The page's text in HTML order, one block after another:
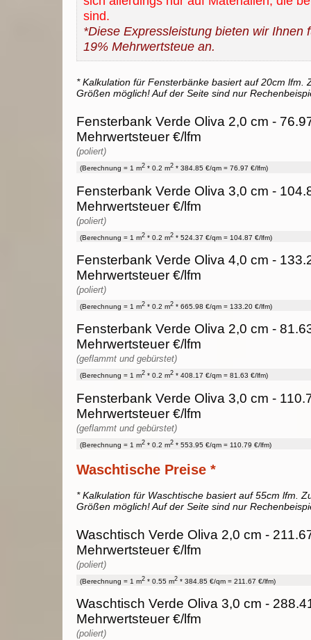
sind.
*Diese Expressleistung bieten wir Ihnen
19% Mehrwertsteue an.
* Kalkulation für Fensterbänke basiert auf 20cm lfm.
Größen möglich! Auf der Seite sind nur
Fensterbank Verde Oliva 2,0 cm -
Mehrwertsteuer €/lfm
(poliert)
(Berechnung = 1 m2 * 0.2 m2 * 384.85 €/qm = 76.97 €/lfm)
Fensterbank Verde Oliva 3,0 cm -
Mehrwertsteuer €/lfm
(poliert)
(Berechnung = 1 m2 * 0.2 m2 * 524.37 €/qm = 104.87 €/lfm)
Fensterbank Verde Oliva 4,0 cm -
Mehrwertsteuer €/lfm
(poliert)
(Berechnung = 1 m2 * 0.2 m2 * 665.98 €/qm = 133.20 €/lfm)
Fensterbank Verde Oliva 2,0 cm -
Mehrwertsteuer €/lfm
(geflammt und gebürstet)
(Berechnung = 1 m2 * 0.2 m2 * 408.17 €/qm = 81.63 €/lfm)
Fensterbank Verde Oliva 3,0 cm -
Mehrwertsteuer €/lfm
(geflammt und gebürstet)
(Berechnung = 1 m2 * 0.2 m2 * 553.95 €/qm = 110.79 €/lfm)
Waschtische Preise *
* Kalkulation für Waschtische basiert auf 55cm lfm.
Größen möglich! Auf der Seite sind nur
Waschtisch Verde Oliva 2,0 cm -
Mehrwertsteuer €/lfm
(poliert)
(Berechnung = 1 m2 * 0.55 m2 * 384.85 €/qm = 211.67 €/lfm)
Waschtisch Verde Oliva 3,0 cm -
Mehrwertsteuer €/lfm
(poliert)